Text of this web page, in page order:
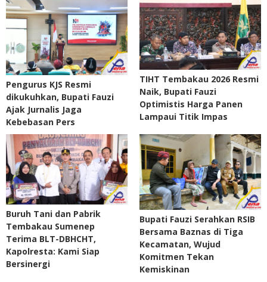
Pengurus KJS Resmi
dikukuhkan, Bupati Fauzi
Ajak Jurnalis Jaga
Kebebasan Pers
TIHT Tembakau 2026 Resmi
Naik, Bupati Fauzi
Optimistis Harga Panen
Lampaui Titik Impas
Buruh Tani dan Pabrik
Tembakau Sumenep
Terima BLT-DBHCHT,
Kapolresta: Kami Siap
Bersinergi
Bupati Fauzi Serahkan RSIB
Bersama Baznas di Tiga
Kecamatan, Wujud
Komitmen Tekan
Kemiskinan